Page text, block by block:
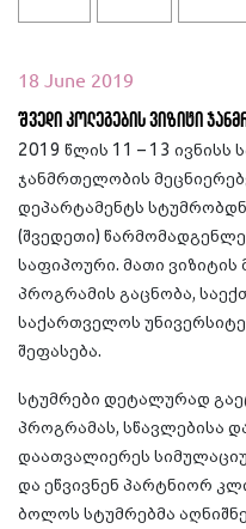
18 June 2019
შვედი კოლეგების ვიზიტი
2019 წლის 11 – 13
ჯანმრთელობის
დეპარტამენტს
(შვედეთი)
საფიპოური . მათი
პროგრამის გაცნობა,
საქართველოს
შეფასება.
სტუმრები დეტალურად
პროგრამას, სწავლებისა
დაათვალიერეს
და ეწვივნენ პარტნიორ
ბოლოს სტუმრებმა